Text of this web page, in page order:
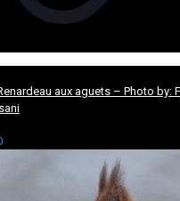
aux aguets – Photo by: